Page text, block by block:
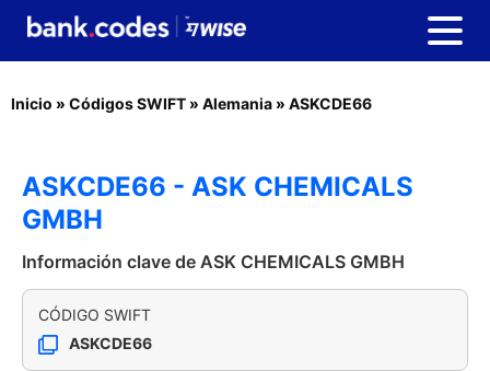
Inicio » Códigos SWIFT » Alemania » ASKCDE66
ASKCDE66 - ASK CHEMICALS
GMBH
Información clave de ASK CHEMICALS GMBH
CÓDIGO SWIFT
ASKCDE66